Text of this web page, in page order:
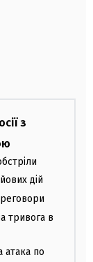
з
дій
тривога в
атака по